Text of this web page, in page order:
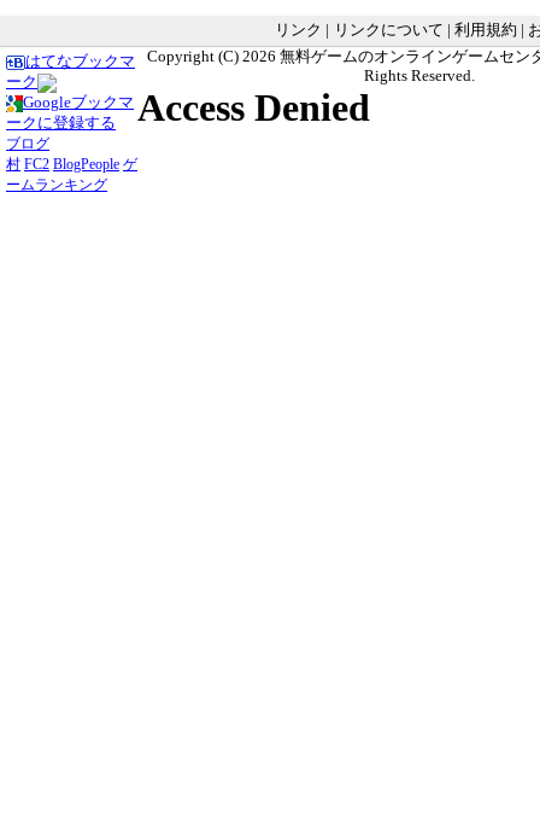
リンク リンクについて 利用規約
はてなブックマ
ーク
Googleブックマ
ークに登録する
ブログ
村 FC2 BlogPeople ゲ
ームランキング
Copyright (C) 2026 無料ゲームのオンラインゲームセン
Rights Reserved.